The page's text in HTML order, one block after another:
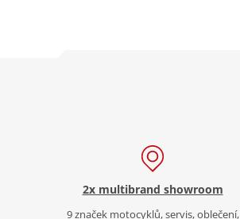
2x multibrand showroom
9 značek motocyklů, servis, oblečení,